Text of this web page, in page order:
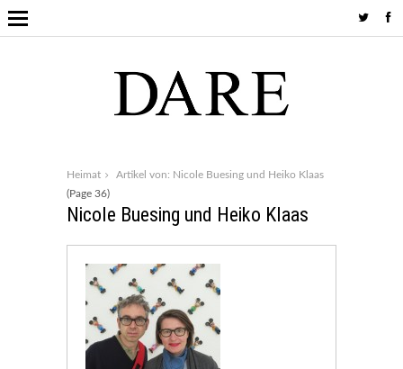
Heimat
Artikel von: Nicole Buesing und Heiko Klaas
(Page 36)
Nicole Buesing und Heiko Klaas